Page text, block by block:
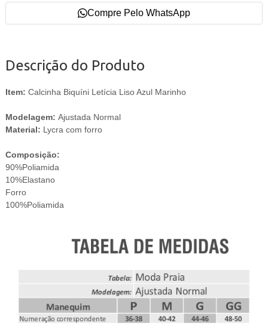
Compre Pelo WhatsApp
Descrição do Produto
Item: Calcinha Biquíni Letícia Liso Azul Marinho
Modelagem: Ajustada Normal
Material: Lycra com forro
Composição:
90%Poliamida
10%Elastano
Forro
100%Poliamida